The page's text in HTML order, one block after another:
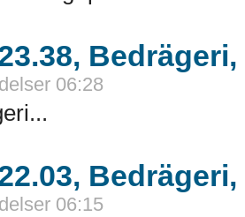
06:28
Bedrägeri,
06:15